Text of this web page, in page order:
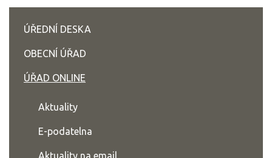
ÚŘEDNÍ DESKA
OBECNÍ ÚŘAD
ÚŘAD ONLINE
Aktuality
E-podatelna
Aktuality na email